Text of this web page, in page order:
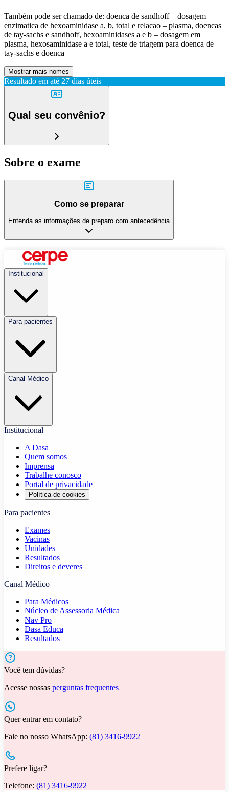
Também pode ser chamado de: doenca de sandhoff – dosagem
enzimatica de hexoaminidase a, b, total e relacao – plasma, doencas
de tay-sachs e sandhoff, hexoaminidases a e b – dosagem em
plasma, hexosaminidase a e total, teste de triagem para doenca de
tay-sachs e doenca
Mostrar mais nomes
Resultado em até 27 dias úteis
Qual seu convênio?
Sobre o exame
Como se preparar
Entenda as informações de preparo com antecedência
Institucional
Para pacientes
Canal Médico
Institucional
A Dasa
Quem somos
Imprensa
Trabalhe conosco
Portal de privacidade
Política de cookies
Para pacientes
Exames
Vacinas
Unidades
Resultados
Direitos e deveres
Canal Médico
Para Médicos
Núcleo de Assessoria Médica
Nav Pro
Dasa Educa
Resultados
Você tem dúvidas?
Acesse nossas perguntas frequentes
Quer entrar em contato?
Fale no nosso WhatsApp: (81) 3416-9922
Prefere ligar?
Telefone: (81) 3416-9922